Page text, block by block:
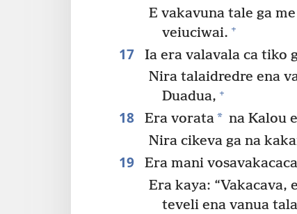
E vakavuna tale ga
veiuciwai. +
17
Ia era valavala ca tiko
Nira talaidredre ena
Duadua, +
18 Era vorata* na Kalou
Nira cikeva ga na
19
Era mani
Era kaya: “Vakacava,
teveli ena vanua